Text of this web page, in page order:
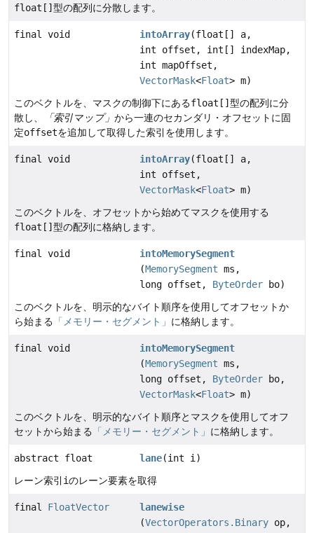
float[] 型の配列に分散します。
final void intoArray(float[] a,
int offset, int[] indexMap,
int mapOffset,
VectorMask<Float> m)
このベクトルを、マスクの制御下にあるfloat[] 型の配列に分
散し、
「索引マップ」 から一連のセカンダリ・オフセットに固
定offsetを追加して取得した索引を使用します。
final void intoArray(float[] a,
int offset,
VectorMask<Float> m)
このベクトルを、オフセットから始めてマスクを使用する
float[] 型の配列に格納します。
final void
intoMemorySegment
(MemorySegment ms,
long offset, ByteOrder bo)
このベクトルを、明示的なバイト順序を使用してオフセットか
ら始まる 「メモリー・セグメント」 に格納します。
final void
intoMemorySegment
(MemorySegment ms,
long offset, ByteOrder bo,
VectorMask<Float> m)
このベクトルを、明示的なバイト順序とマスクを使用してオフ
セットから始まる
「メモリー・セグメント」 に格納します。
abstract float lane(int i)
レーン索引 iのレーン要素を取得
final FloatVector
lanewise
(VectorOperators.Binary op,